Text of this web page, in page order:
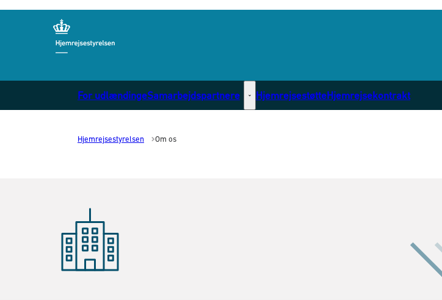
For udlændingeSamarbejdspartnere Samarbejdspartnere - Flere links
HjemrejsestøtteHjemrejsekontrakt
Hjemrejsestyrelsen Om os